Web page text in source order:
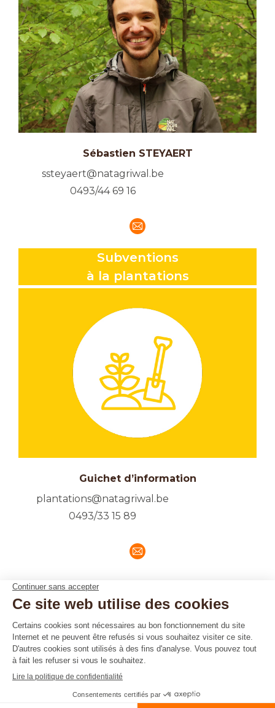
Sébastien STEYAERT
ssteyaert@natagriwal.be
0493/44 69 16
E-
mail
Subventions
à la plantations
Guichet d’information
plantations@natagriwal.be
0493/33 15 89
E-